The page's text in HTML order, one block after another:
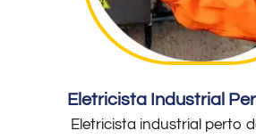
Eletricista Industrial
Eletricista industrial perto